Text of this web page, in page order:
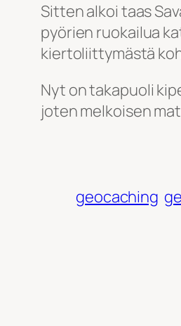
Sitten alkoi taas
pyörien ruokailua
kiertoliittymästä
Nyt on takapuoli
joten melkoisen
geocaching